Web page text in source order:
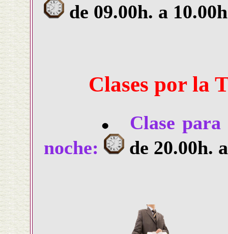
de 09.00h. a
Clases por la
Clase
noche:
de 20.00h.